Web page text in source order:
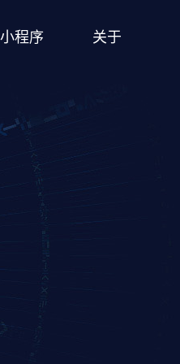
小程序 关于